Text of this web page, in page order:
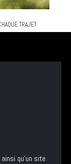
TRAJET
ainsi qu'un site